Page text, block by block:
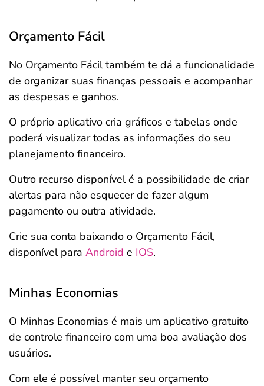
Orçamento Fácil
No Orçamento Fácil também te dá a funcionalidade
de organizar suas finanças pessoais e acompanhar
as despesas e ganhos.
O próprio aplicativo cria gráficos e tabelas onde
poderá visualizar todas as informações do seu
planejamento financeiro.
Outro recurso disponível é a possibilidade de criar
alertas para não esquecer de fazer algum
pagamento ou outra atividade.
Crie sua conta baixando o Orçamento Fácil,
disponível para Android e IOS.
Minhas Economias
O Minhas Economias é mais um aplicativo gratuito
de controle financeiro com uma boa avaliação dos
usuários.
Com ele é possível manter seu orçamento